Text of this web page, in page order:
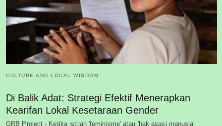
CULTURE AND LOCAL WISDOM
Di Balik Adat: Strategi Efektif Menerapkan
Kearifan Lokal Kesetaraan Gender
GRB Project - Ketika istilah 'feminisme' atau 'hak asasi manusia'